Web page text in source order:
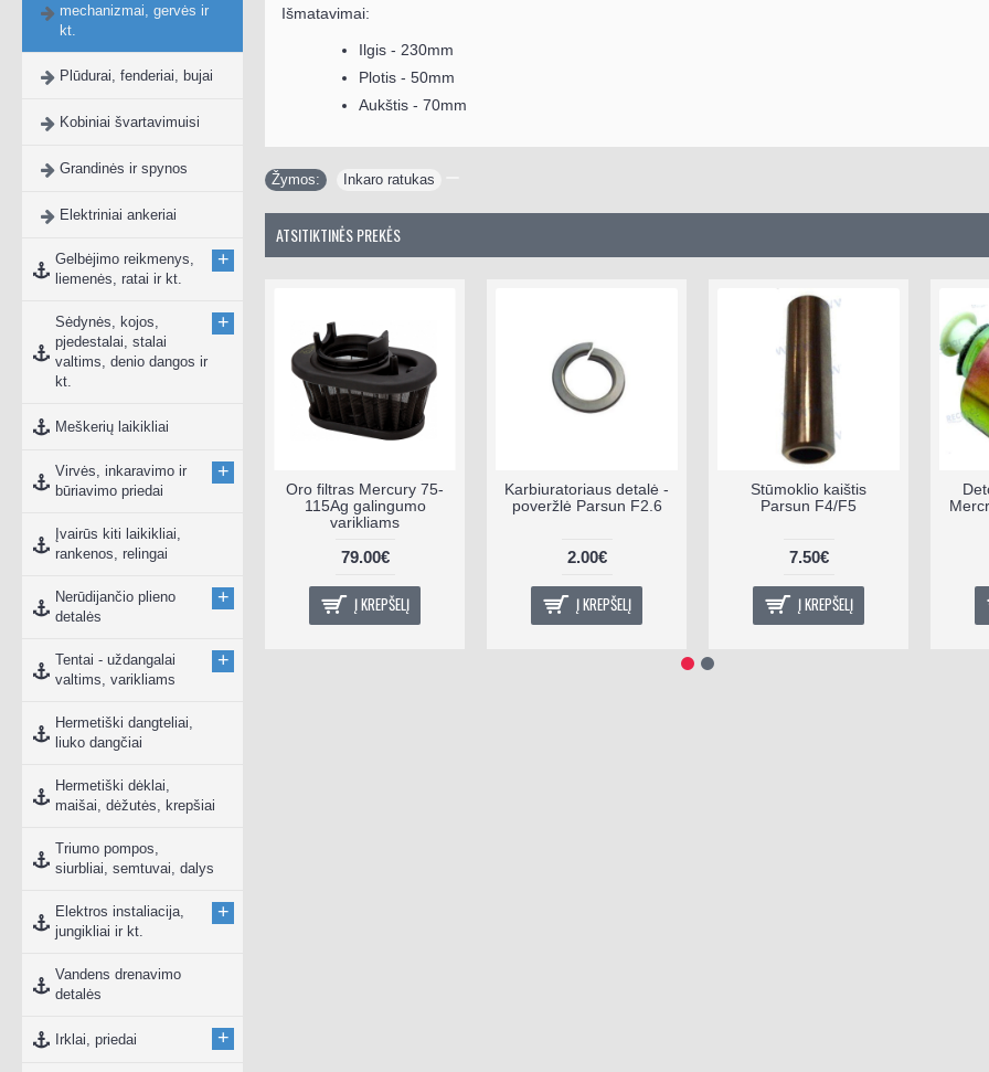
mechanizmai, gervės ir
kt.
Plūdurai, fenderiai, bujai
Kobiniai švartavimuisi
Grandinės ir spynos
Elektriniai ankeriai
Gelbėjimo reikmenys,
liemenės, ratai ir kt.
+
Sėdynės, kojos,
pjedestalai, stalai
valtims, denio dangos ir
kt.
+
Meškerių laikikliai
Virvės, inkaravimo ir
būriavimo priedai
+
Įvairūs kiti laikikliai,
rankenos, relingai
Nerūdijančio plieno
detalės
+
Tentai - uždangalai
valtims, varikliams
+
Hermetiški dangteliai,
liuko dangčiai
Hermetiški dėklai,
maišai, dėžutės, krepšiai
Triumo pompos,
siurbliai, semtuvai, dalys
Elektros instaliacija,
jungikliai ir kt.
+
Vandens drenavimo
detalės
Irklai, priedai +
Išmatavimai:
Ilgis - 230mm
Plotis - 50mm
Aukštis - 70mm
Žymos: Inkaro ratukas
ATSITIKTINĖS PREKĖS
Oro filtras Mercury 75-
115Ag galingumo
varikliams
79.00€
Į KREPŠELĮ
Karbiuratoriaus detalė -
poveržlė Parsun F2.6
2.00€
Į KREPŠELĮ
Stūmoklio kaištis
Parsun F4/F5
7.50€
Į KREPŠELĮ